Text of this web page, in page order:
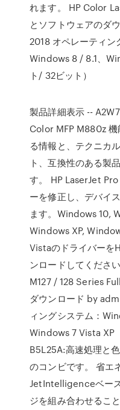
れます。 HP Color
とソフトウェアのダ
2018 オペレーティン
Windows 8 / 8.1、
ト/ 32ビット）
製品詳細表示 --
Color MFP M880z 機
る情報と、テクニカ
ト、互換性のある製
す。 HP LaserJet
ーを修正し、デバイ
ます。Windows 10,
Windows XP,
Vistaのドライバーを
ンロードしてくださ
M127 / 128 Series
ダウンロード by
ィングシステム：
Windows 7 Vista XP
B5L25A:高速処理と
のコンビです。 省エ
JetIntelligenceベー
ジを組み合わせるこ